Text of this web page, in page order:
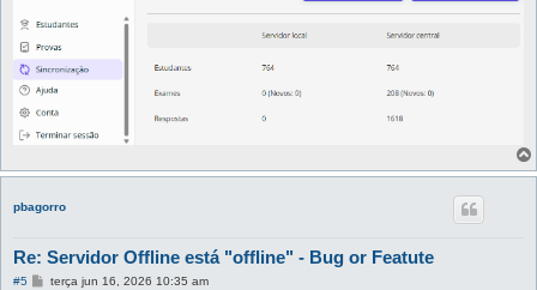
pbagorro
Re: Servidor Offline está "offline" - Bug or Featute
#5
Mterça jun 16, 2026 10:35 am